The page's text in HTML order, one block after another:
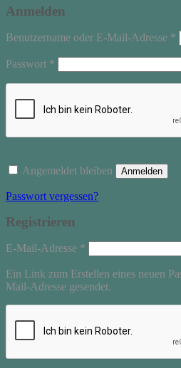
Anmelden
Benutzername oder E-Mail-Adresse *
Passwort *
Angemeldet bleiben Anmelden
Passwort vergessen?
Registrieren
E-Mail-Adresse *
Ein Link zum Erstellen eines neuen
Mail-Adresse gesendet.